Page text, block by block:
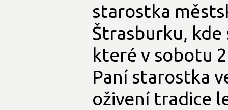
starostka
Štrasburku, kde
které v sobotu
Paní starostka
oživení tradice